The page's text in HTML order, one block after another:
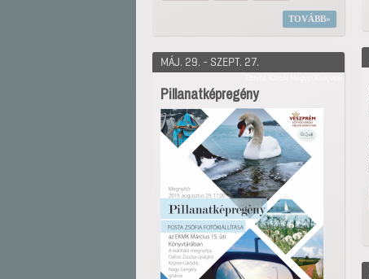
TOVÁBB
MÁJ. 29. - SZEPT. 27.
Pillanatképregény